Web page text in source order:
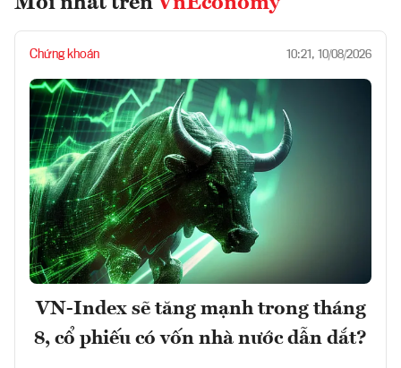
Chứng khoán 10:21, 10/08/2026
VN-Index sẽ tăng mạnh trong tháng
8, cổ phiếu có vốn nhà nước dẫn dắt?